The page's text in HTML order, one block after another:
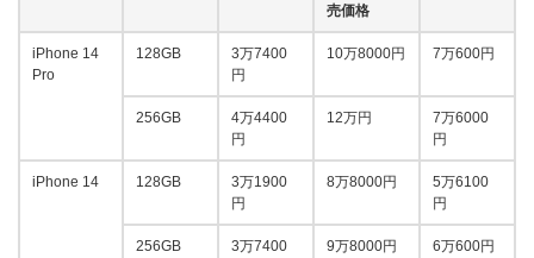
売価格
iPhone 14
Pro
128GB
3万7400
円
10万8000円 7万600円
256GB
4万4400
円
12万円
7万6000
円
iPhone 14 128GB
3万1900
円
8万8000円
5万6100
円
256GB
3万7400
9万8000円 6万600円